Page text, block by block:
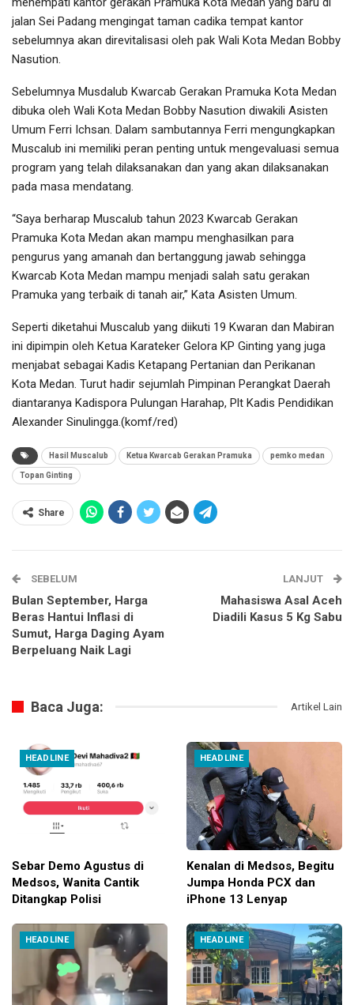
jalan Sei Padang mengingat taman cadika tempat kantor
sebelumnya akan direvitalisasi oleh pak Wali Kota Medan Bobby
Nasution.
Sebelumnya Musdalub Kwarcab Gerakan Pramuka Kota Medan
dibuka oleh Wali Kota Medan Bobby Nasution diwakili Asisten
Umum Ferri Ichsan. Dalam sambutannya Ferri mengungkapkan
Muscalub ini memiliki peran penting untuk mengevaluasi semua
program yang telah dilaksanakan dan yang akan dilaksanakan
pada masa mendatang.
“Saya berharap Muscalub tahun 2023 Kwarcab Gerakan
Pramuka Kota Medan akan mampu menghasilkan para
pengurus yang amanah dan bertanggung jawab sehingga
Kwarcab Kota Medan mampu menjadi salah satu gerakan
Pramuka yang terbaik di tanah air,” Kata Asisten Umum.
Seperti diketahui Muscalub yang diikuti 19 Kwaran dan Mabiran
ini dipimpin oleh Ketua Karateker Gelora KP Ginting yang juga
menjabat sebagai Kadis Ketapang Pertanian dan Perikanan
Kota Medan. Turut hadir sejumlah Pimpinan Perangkat Daerah
diantaranya Kadispora Pulungan Harahap, Plt Kadis Pendidikan
Alexander Sinulingga.(komf/red)
Hasil Muscalub Ketua Kwarcab Gerakan Pramuka pemko medan
Topan Ginting
Share
SEBELUM
Bulan September, Harga
Beras Hantui Inflasi di
Sumut, Harga Daging Ayam
Berpeluang Naik Lagi
LANJUT
Mahasiswa Asal Aceh
Diadili Kasus 5 Kg Sabu
Baca Juga: Artikel Lain
HEADLINE
Sebar Demo Agustus di
Medsos, Wanita Cantik
Ditangkap Polisi
HEADLINE
Kenalan di Medsos, Begitu
Jumpa Honda PCX dan
iPhone 13 Lenyap
HEADLINE HEADLINE